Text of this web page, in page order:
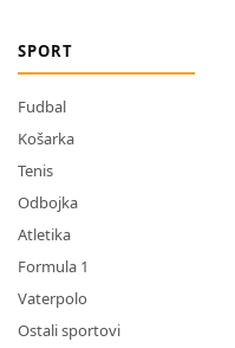
SPORT
Fudbal
Košarka
Tenis
Odbojka
Atletika
Formula 1
Vaterpolo
Ostali sportovi